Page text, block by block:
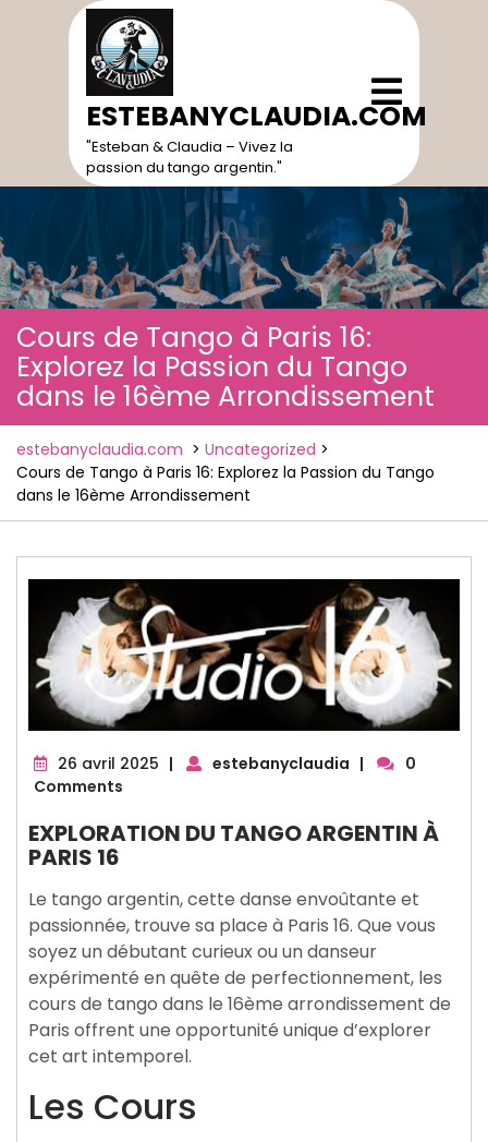
ESTEBANYCLAUDIA.COM
"Esteban & Claudia – Vivez la
passion du tango argentin."
Open
Menu
Cours de Tango à Paris 16:
Explorez la Passion du Tango
dans le 16ème Arrondissement
estebanyclaudia.com > Uncategorized >
Cours de Tango à Paris 16: Explorez la Passion du Tango
dans le 16ème Arrondissement
26 avril 2025 26
| estebanyclaudia |
0
Comments
EXPLORATION DU TANGO ARGENTIN À
PARIS 16
Le tango argentin, cette danse envoûtante et
passionnée, trouve sa place à Paris 16. Que vous
soyez un débutant curieux ou un danseur
expérimenté en quête de perfectionnement, les
cours de tango dans le 16ème arrondissement de
Paris offrent une opportunité unique d’explorer
cet art intemporel.
Les Cours